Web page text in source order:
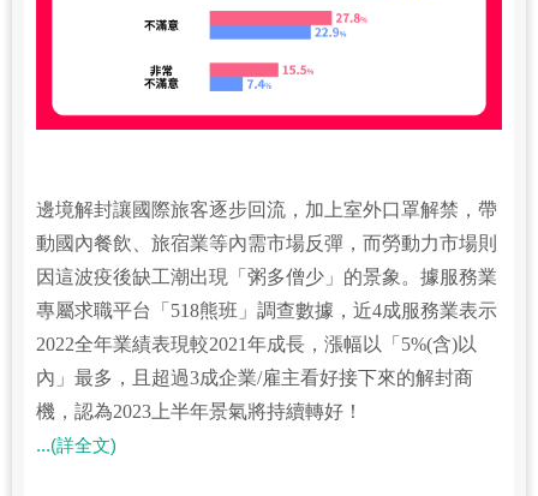
邊境解封讓國際旅客逐步回流，加上室外口罩解禁，帶
動國內餐飲、旅宿業等內需市場反彈，而勞動力市場則
因這波疫後缺工潮出現「粥多僧少」的景象。據服務業
專屬求職平台「518熊班」調查數據，近4成服務業表示
2022全年業績表現較2021年成長，漲幅以「5%(含)以
內」最多，且超過3成企業/雇主看好接下來的解封商
機，認為2023上半年景氣將持續轉好！
...(詳全文)